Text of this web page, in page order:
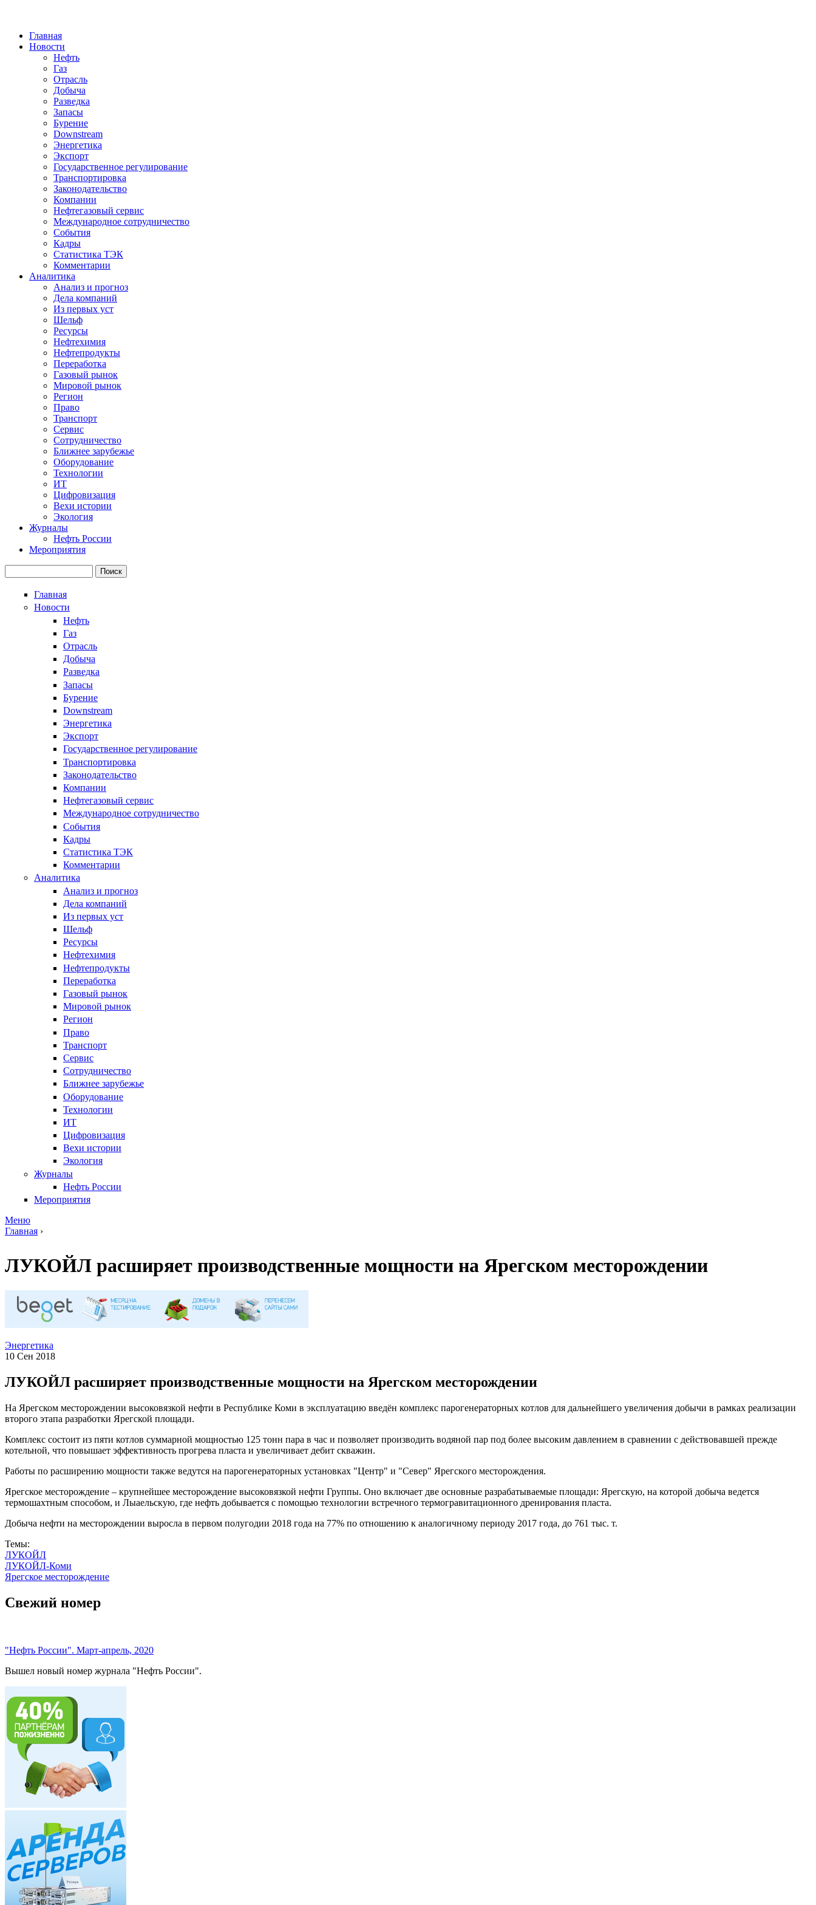
Главная
Новости
Нефть
Газ
Отрасль
Добыча
Разведка
Запасы
Бурение
Downstream
Энергетика
Экспорт
Государственное регулирование
Транспортировка
Законодательство
Компании
Нефтегазовый сервис
Международное сотрудничество
События
Кадры
Статистика ТЭК
Комментарии
Аналитика
Анализ и прогноз
Дела компаний
Из первых уст
Шельф
Ресурсы
Нефтехимия
Нефтепродукты
Переработка
Газовый рынок
Мировой рынок
Регион
Право
Транспорт
Сервис
Сотрудничество
Ближнее зарубежье
Оборудование
Технологии
ИТ
Цифровизация
Вехи истории
Экология
Журналы
Нефть России
Мероприятия
Главная
Новости
Нефть
Газ
Отрасль
Добыча
Разведка
Запасы
Бурение
Downstream
Энергетика
Экспорт
Государственное регулирование
Транспортировка
Законодательство
Компании
Нефтегазовый сервис
Международное сотрудничество
События
Кадры
Статистика ТЭК
Комментарии
Аналитика
Анализ и прогноз
Дела компаний
Из первых уст
Шельф
Ресурсы
Нефтехимия
Нефтепродукты
Переработка
Газовый рынок
Мировой рынок
Регион
Право
Транспорт
Сервис
Сотрудничество
Ближнее зарубежье
Оборудование
Технологии
ИТ
Цифровизация
Вехи истории
Экология
Журналы
Нефть России
Мероприятия
Меню
Главная ›
ЛУКОЙЛ расширяет производственные мощности на Ярегском месторождении
Энергетика
10 Сен 2018
ЛУКОЙЛ расширяет производственные мощности на Ярегском месторождении
На Ярегском месторождении высоковязкой нефти в Республике Коми в эксплуатацию введён комплекс парогенераторных котлов для дальнейшего увеличения добычи в рамках реализации
второго этапа разработки Ярегской площади.
Комплекс состоит из пяти котлов суммарной мощностью 125 тонн пара в час и позволяет производить водяной пар под более высоким давлением в сравнении с действовавшей прежде
котельной, что повышает эффективность прогрева пласта и увеличивает дебит скважин.
Работы по расширению мощности также ведутся на парогенераторных установках "Центр" и "Север" Ярегского месторождения.
Ярегское месторождение – крупнейшее месторождение высоковязкой нефти Группы. Оно включает две основные разрабатываемые площади: Ярегскую, на которой добыча ведется
термошахтным способом, и Лыаельскую, где нефть добывается с помощью технологии встречного термогравитационного дренирования пласта.
Добыча нефти на месторождении выросла в первом полугодии 2018 года на 77% по отношению к аналогичному периоду 2017 года, до 761 тыс. т.
Темы:
ЛУКОЙЛ
ЛУКОЙЛ-Коми
Ярегское месторождение
Свежий номер
"Нефть России". Март-апрель, 2020
Вышел новый номер журнала "Нефть России".